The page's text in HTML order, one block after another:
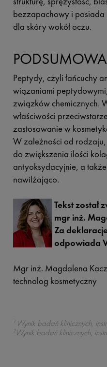
bezzapachowy i posiada
dla skóry wokół oczu.
Peptydy, czyli łańcuchy
wiązaniami
związków chemicznych.
właściwości
zastosowanie w
W zależności od
do zwiększenia ilości
antyoksydacyjnie, a
nawilżająco.
Tekst
mgr inż.
Za
odpowiada
Mgr inż. Magdalena
technolog kosmetyczny
1 Wynik badań klinicznych,
2Wynik badań klinicznych,